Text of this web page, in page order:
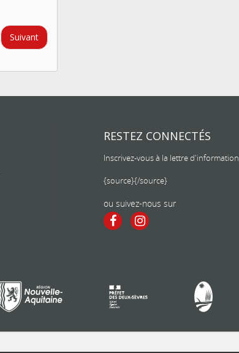
Suivant
RESTEZ CONNECTÉS
Inscrivez-vous à la lettre d'information
{source}{/source}
ou suivez-nous sur